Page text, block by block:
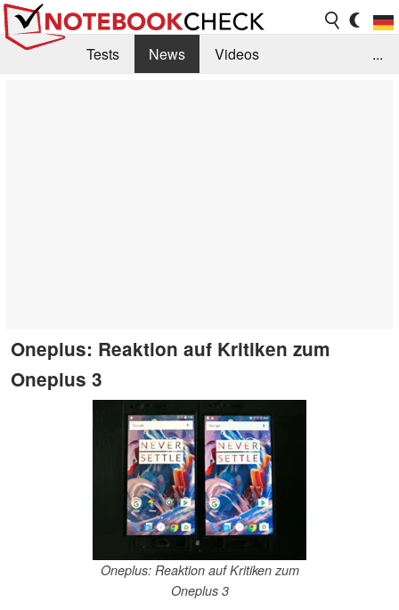
Tests News
Videos
...
Oneplus: Reaktion auf Kritiken zum
Oneplus 3
Oneplus: Reaktion auf Kritiken zum
Oneplus 3